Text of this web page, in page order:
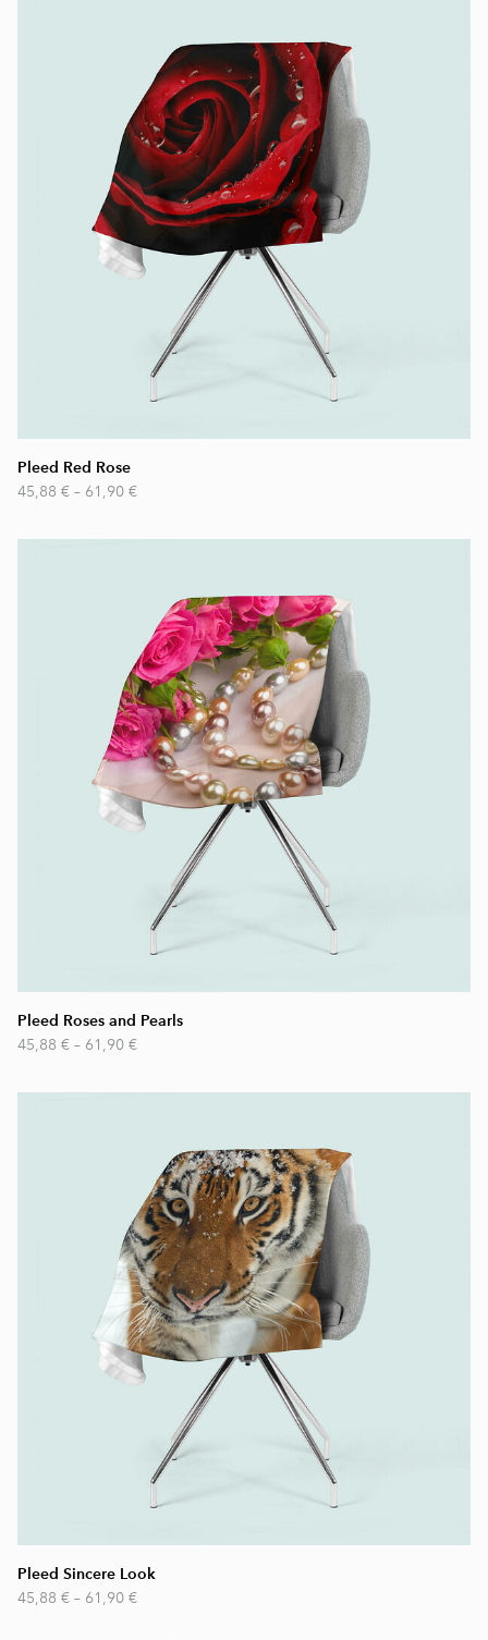
Pleed Red Rose
45,88 € – 61,90 €
Pleed Roses and Pearls
45,88 € – 61,90 €
Pleed Sincere Look
45,88 € – 61,90 €